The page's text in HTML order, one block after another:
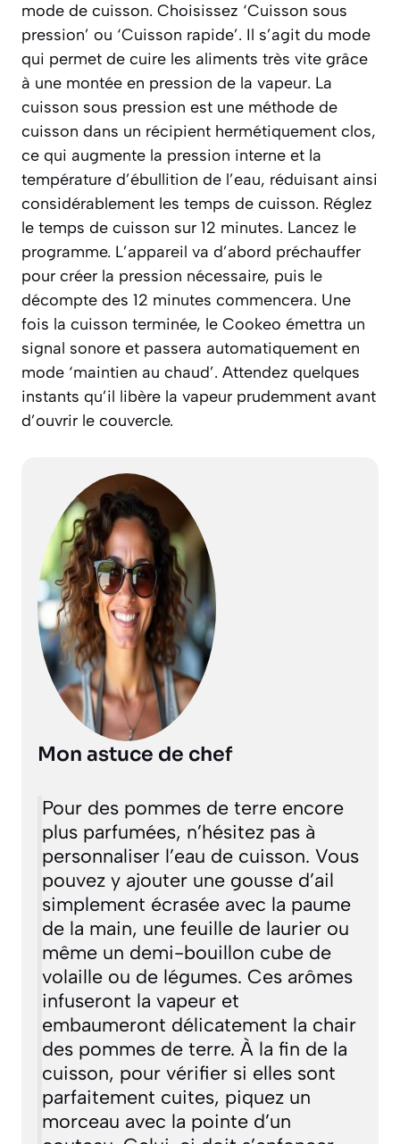
mode de cuisson. Choisissez ‘Cuisson sous
pression’ ou ‘Cuisson rapide’. Il s’agit du mode
qui permet de cuire les aliments très vite grâce
à une montée en pression de la vapeur. La
cuisson sous pression est une méthode de
cuisson dans un récipient hermétiquement clos,
ce qui augmente la pression interne et la
température d’ébullition de l’eau, réduisant ainsi
considérablement les temps de cuisson. Réglez
le temps de cuisson sur 12 minutes. Lancez le
programme. L’appareil va d’abord préchauffer
pour créer la pression nécessaire, puis le
décompte des 12 minutes commencera. Une
fois la cuisson terminée, le Cookeo émettra un
signal sonore et passera automatiquement en
mode ‘maintien au chaud’. Attendez quelques
instants qu’il libère la vapeur prudemment avant
d’ouvrir le couvercle.
Mon astuce de chef
Pour des pommes de terre encore
plus parfumées, n’hésitez pas à
personnaliser l’eau de cuisson. Vous
pouvez y ajouter une gousse d’ail
simplement écrasée avec la paume
de la main, une feuille de laurier ou
même un demi-bouillon cube de
volaille ou de légumes. Ces arômes
infuseront la vapeur et
embaumeront délicatement la chair
des pommes de terre. À la fin de la
cuisson, pour vérifier si elles sont
parfaitement cuites, piquez un
morceau avec la pointe d’un